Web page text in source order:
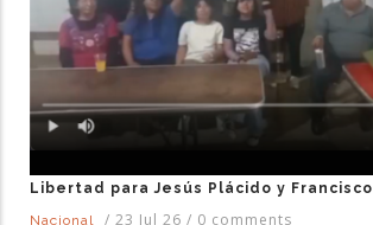
Libertad para Jesús Plácido y Francisco
Nacional
/ 23 Jul 26 / 0 comments